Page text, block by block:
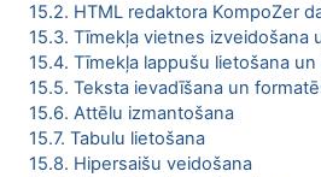
15.2. HTML redaktora KompoZer
15.3. Tīmekļa vietnes izveidošana
15.4. Tīmekļa lappušu lietošana
15.5. Teksta ievadīšana un
15.6. Attēlu izmantošana
15.7. Tabulu lietošana
15.8. Hipersaišu veidošana